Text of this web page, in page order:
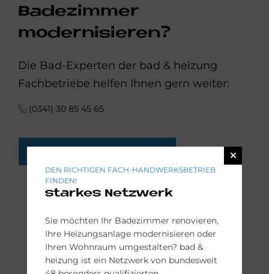
Badezimmer
modernisieren?
Die Bad-Experten der bad & heizung
Fachbetriebe helfen Ihnen gern weiter:
(0341) 30 85 45 65
DEN RICHTIGEN FACH-HANDWERKSBETRIEB
FINDEN!
starkes Netzwerk
Sie möchten Ihr Badezimmer renovieren,
Ihre Heizungsanlage modernisieren oder
Ihren Wohnraum umgestalten? bad &
heizung ist ein Netzwerk von bundesweit